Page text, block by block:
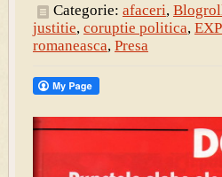
Categorie: afaceri,
justitie, coruptie politica,
romaneasca, Presa